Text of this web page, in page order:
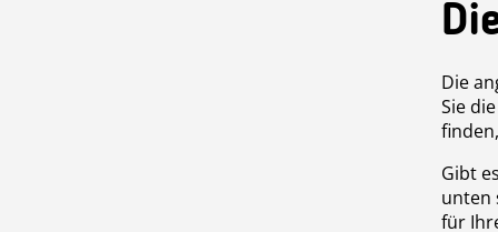
Die
Sie
Gibt
unten
für